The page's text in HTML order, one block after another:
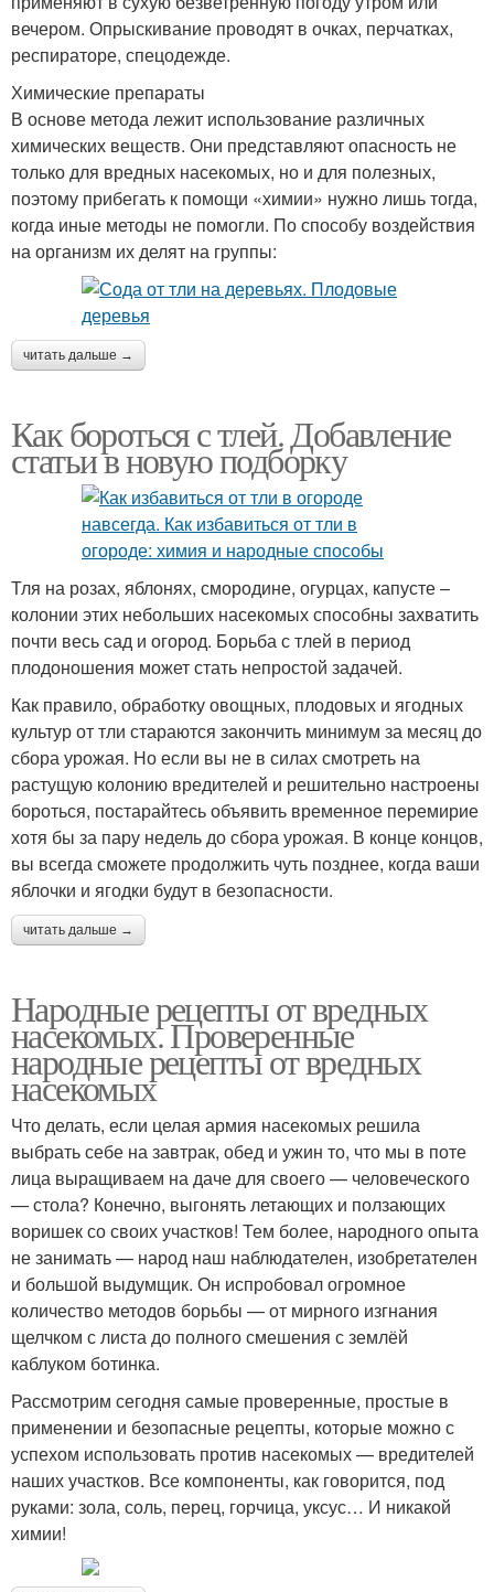
вечером. Опрыскивание проводят в очках, перчатках,
респираторе, спецодежде.
Химические препараты
В основе метода лежит использование различных
химических веществ. Они представляют опасность не
только для вредных насекомых, но и для полезных,
поэтому прибегать к помощи «химии» нужно лишь тогда,
когда иные методы не помогли. По способу воздействия
на организм их делят на группы:
читать дальше →
Как бороться с тлей. Добавление
статьи в новую подборку
Тля на розах, яблонях, смородине, огурцах, капусте –
колонии этих небольших насекомых способны захватить
почти весь сад и огород. Борьба с тлей в период
плодоношения может стать непростой задачей.
Как правило, обработку овощных, плодовых и ягодных
культур от тли стараются закончить минимум за месяц до
сбора урожая. Но если вы не в силах смотреть на
растущую колонию вредителей и решительно настроены
бороться, постарайтесь объявить временное перемирие
хотя бы за пару недель до сбора урожая. В конце концов,
вы всегда сможете продолжить чуть позднее, когда ваши
яблочки и ягодки будут в безопасности.
читать дальше →
Народные рецепты от вредных
насекомых. Проверенные
народные рецепты от вредных
насекомых
Что делать, если целая армия насекомых решила
выбрать себе на завтрак, обед и ужин то, что мы в поте
лица выращиваем на даче для своего — человеческого
— стола? Конечно, выгонять летающих и ползающих
воришек со своих участков! Тем более, народного опыта
не занимать — народ наш наблюдателен, изобретателен
и большой выдумщик. Он испробовал огромное
количество методов борьбы — от мирного изгнания
щелчком с листа до полного смешения с землёй
каблуком ботинка.
Рассмотрим сегодня самые проверенные, простые в
применении и безопасные рецепты, которые можно с
успехом использовать против насекомых — вредителей
наших участков. Все компоненты, как говорится, под
руками: зола, соль, перец, горчица, уксус… И никакой
химии!